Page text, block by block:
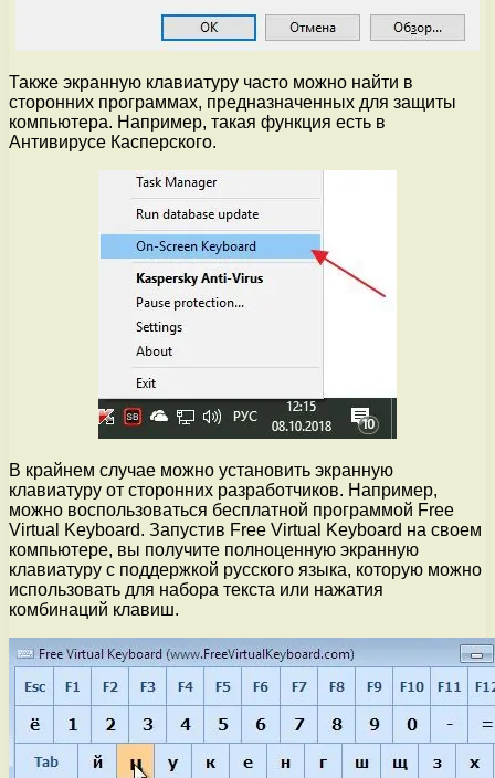
Также экранную клавиатуру часто можно найти в
сторонних программах, предназначенных для защиты
компьютера. Например, такая функция есть в
Антивирусе Касперского.
В крайнем случае можно установить экранную
клавиатуру от сторонних разработчиков. Например,
можно воспользоваться бесплатной программой Free
Virtual Keyboard. Запустив Free Virtual Keyboard на своем
компьютере, вы получите полноценную экранную
клавиатуру с поддержкой русского языка, которую можно
использовать для набора текста или нажатия
комбинаций клавиш.